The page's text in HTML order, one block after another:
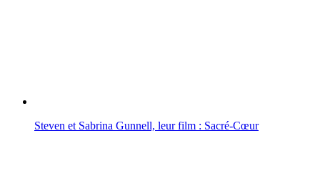
Steven et Sabrina Gunnell, leur film : Sacré-Cœur